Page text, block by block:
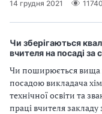
14 грудня 2021 11740
Чи зберігаються
вчителя на посаді за
Чи поширюється вища
посадою викладача
технічної освіти та
праці вчителя закладу